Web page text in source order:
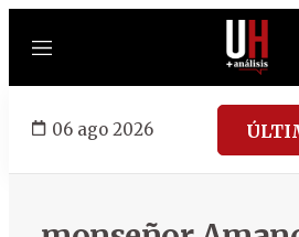
Menú
06 ago 2026